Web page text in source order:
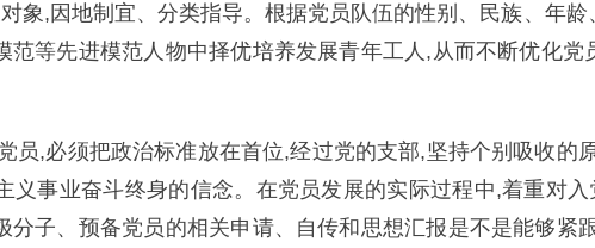
象,因地制宜、分类指导。根据党员队伍的性别、民族、年
等先进模范人物中择优培养发展青年工人,从而不断优化
员,必须把政治标准放在首位,经过党的支部,坚持个别吸收的
事业奋斗终身的信念。在党员发展的实际过程中,着重对
子、预备党员的相关申请、自传和思想汇报是不是能够紧